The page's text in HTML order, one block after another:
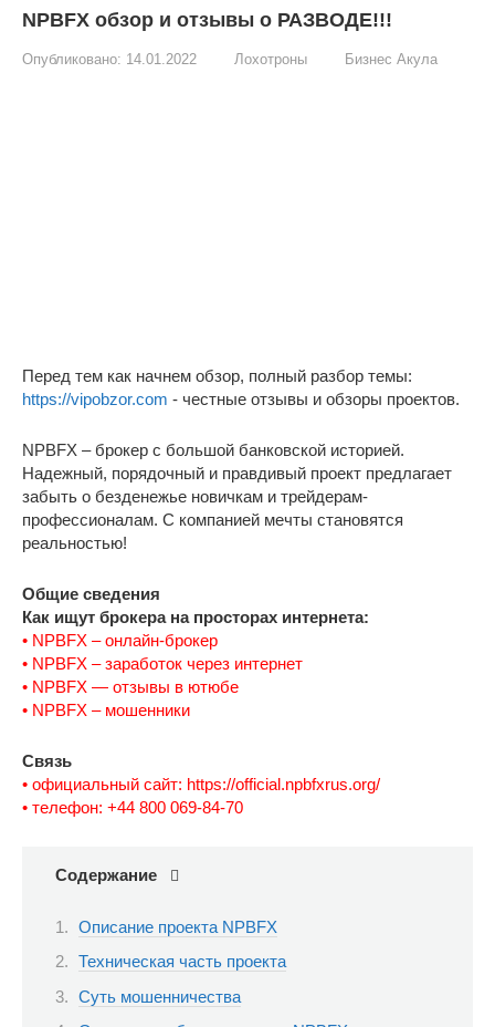
NPBFX обзор и отзывы о РАЗВОДЕ!!!
Опубликовано: 14.01.2022 Лохотроны Бизнес Акула
Перед тем как начнем обзор, полный разбор темы:
https://vipobzor.com - честные отзывы и обзоры проектов.
NPBFX – брокер с большой банковской историей.
Надежный, порядочный и правдивый проект предлагает
забыть о безденежье новичкам и трейдерам-
профессионалам. С компанией мечты становятся
реальностью!
Общие сведения
Как ищут брокера на просторах интернета:
• NPBFX – онлайн-брокер
• NPBFX – заработок через интернет
• NPBFX — отзывы в ютюбе
• NPBFX – мошенники
Связь
• официальный сайт: https://official.npbfxrus.org/
• телефон: +44 800 069-84-70
Содержание
Описание проекта NPBFX
Техническая часть проекта
Суть мошенничества